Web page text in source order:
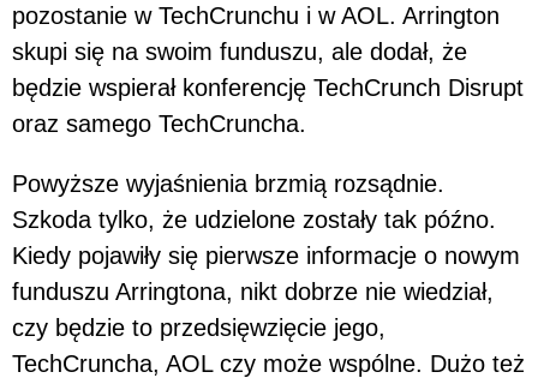
pozostanie w TechCrunchu i w AOL. Arrington
skupi się na swoim funduszu, ale dodał, że
będzie wspierał konferencję TechCrunch Disrupt
oraz samego TechCruncha.
Powyższe wyjaśnienia brzmią rozsądnie.
Szkoda tylko, że udzielone zostały tak późno.
Kiedy pojawiły się pierwsze informacje o nowym
funduszu Arringtona, nikt dobrze nie wiedział,
czy będzie to przedsięwzięcie jego,
TechCruncha, AOL czy może wspólne. Dużo też